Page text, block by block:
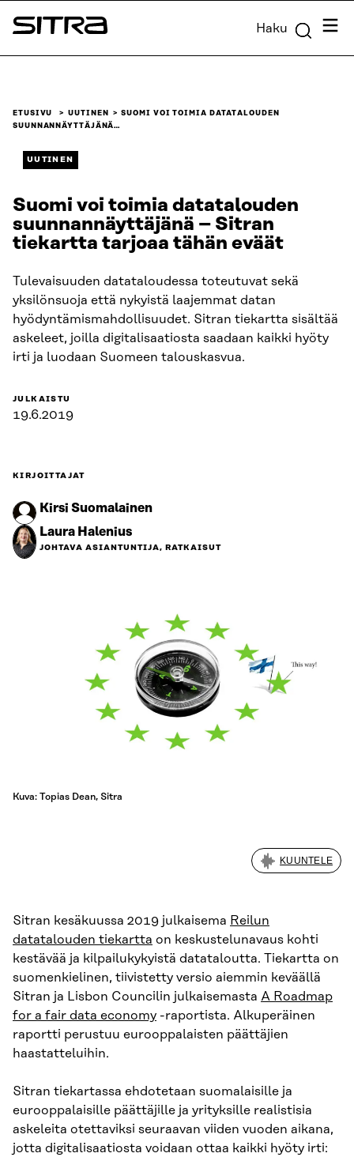
Siirry
suoraan
Sitra Haku
ETUSIVU UUTINEN
SUOMI VOI TOIMIA DATATALOUDEN
SUUNNANNÄYTTÄJÄNÄ…
UUTINEN
Suomi voi toimia datatalouden
suunnannäyttäjänä – Sitran
tiekartta tarjoaa tähän eväät
Tulevaisuuden datataloudessa toteutuvat sekä
yksilönsuoja että nykyistä laajemmat datan
hyödyntämismahdollisuudet. Sitran tiekartta sisältää
askeleet, joilla digitalisaatiosta saadaan kaikki hyöty
irti ja luodaan Suomeen talouskasvua.
JULKAISTU
19.6.2019
KIRJOITTAJAT
Kirsi Suomalainen
Laura Halenius
JOHTAVA ASIANTUNTIJA, RATKAISUT
Kuva: Topias Dean, Sitra
KUUNTELE
Sitran kesäkuussa 2019 julkaisema Reilun
datatalouden tiekartta on keskustelunavaus kohti
kestävää ja kilpailukykyistä datataloutta. Tiekartta on
suomenkielinen, tiivistetty versio aiemmin keväällä
Sitran ja Lisbon Councilin julkaisemasta A Roadmap
for a fair data economy -raportista. Alkuperäinen
raportti perustuu eurooppalaisten päättäjien
haastatteluihin.
Sitran tiekartassa ehdotetaan suomalaisille ja
eurooppalaisille päättäjille ja yrityksille realistisia
askeleita otettaviksi seuraavan viiden vuoden aikana,
jotta digitalisaatiosta voidaan ottaa kaikki hyöty irti: